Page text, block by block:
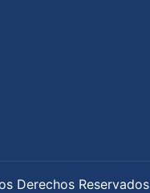
Derechos Reservados